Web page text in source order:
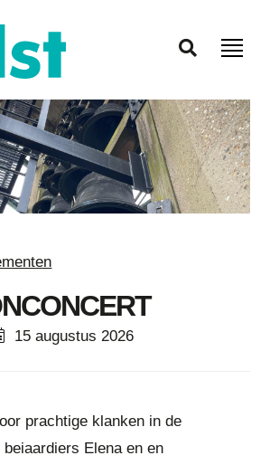
15 augustus 2026
prachtige klanken in de
Elena en en